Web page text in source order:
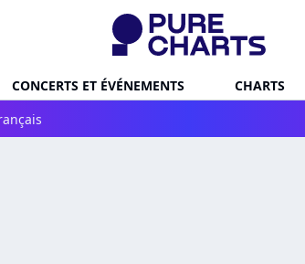
CONCERTS ET ÉVÉNEMENTS CHARTS